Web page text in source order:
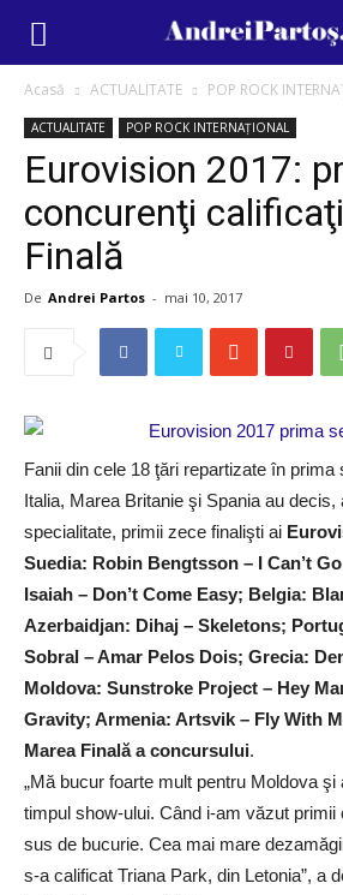
Acasă ACTUALITATE POP ROCK
ACTUALITATE POP ROCK INTERNAȚIONAL
Eurovision 2017:
concurenţi
Finală
De Andrei Partos - mai 10, 2017
Fanii din cele 18 ţări repartizate în prima
Italia, Marea Britanie şi Spania au decis,
specialitate, primii zece finalişti ai
Suedia: Robin Bengtsson – I Can’t
Isaiah – Don’t Come Easy; Belgia:
Azerbaidjan: Dihaj – Skeletons;
Sobral – Amar Pelos Dois; Grecia:
Moldova: Sunstroke Project – Hey
Gravity; Armenia: Artsvik – Fly With
Marea Finală a concursului.
„Mă bucur foarte mult pentru Moldova
timpul show-ului. Când i-am văzut
sus de bucurie. Cea mai mare
s-a calificat Triana Park, din Letonia”, a